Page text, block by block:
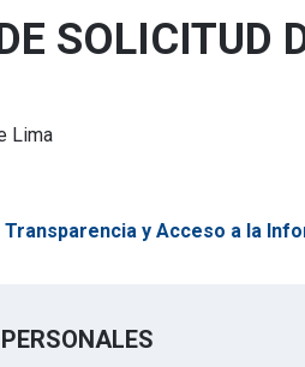
SOLICITUD
Lima
Transparencia y Acceso a la